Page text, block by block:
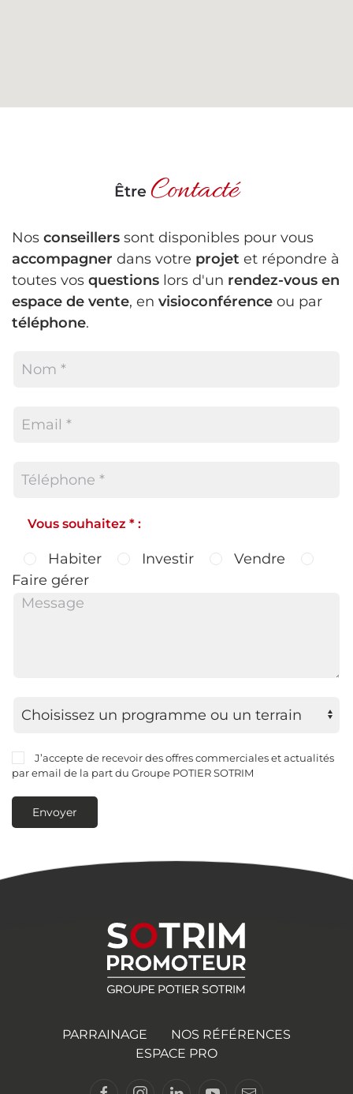
Être Contacté
Nos conseillers sont disponibles pour vous
accompagner dans votre projet et répondre à
toutes vos questions lors d'un rendez-vous en
espace de vente, en visioconférence ou par
téléphone.
Vous souhaitez * :
Habiter Investir
Vendre
Faire gérer
J’accepte de recevoir des offres commerciales et actualités
par email de la part du Groupe POTIER SOTRIM
Envoyer
PARRAINAGE
NOS RÉFÉRENCES
ESPACE PRO